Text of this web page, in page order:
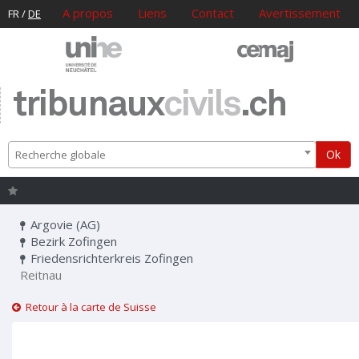
FR/DE A propos Liens Contact Avertissement
tribunauxcivils.ch
Recherche globale Ok
Argovie (AG)
Bezirk Zofingen
Friedensrichterkreis Zofingen
Reitnau
Retour à la carte de Suisse